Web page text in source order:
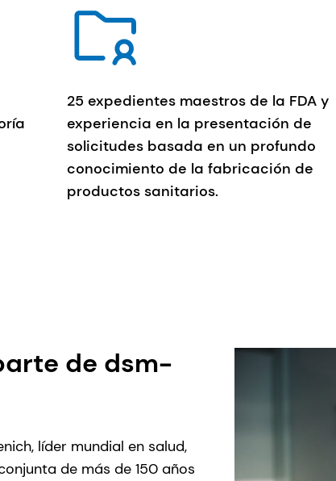
25 expedientes maestros de la FDA y
experiencia en la presentación de
solicitudes basada en un profundo
conocimiento de la fabricación de
productos sanitarios.
de dsm-
líder mundial en salud,
de más de 150 años